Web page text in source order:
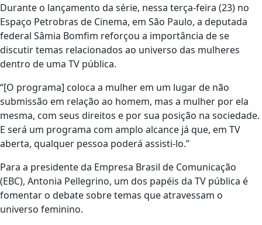
Durante o lançamento da série, nessa terça-feira (23) no
Espaço Petrobras de Cinema, em São Paulo, a deputada
federal Sâmia Bomfim reforçou a importância de se
discutir temas relacionados ao universo das mulheres
dentro de uma TV pública.
“[O programa] coloca a mulher em um lugar de não
submissão em relação ao homem, mas a mulher por ela
mesma, com seus direitos e por sua posição na sociedade.
E será um programa com amplo alcance já que, em TV
aberta, qualquer pessoa poderá assisti-lo.”
Para a presidente da Empresa Brasil de Comunicação
(EBC), Antonia Pellegrino, um dos papéis da TV pública é
fomentar o debate sobre temas que atravessam o
universo feminino.